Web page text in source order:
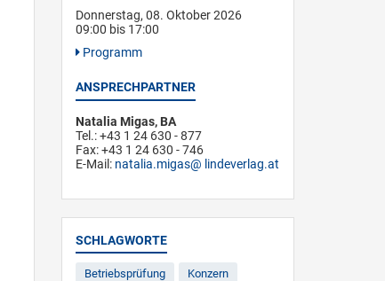
Donnerstag, 08. Oktober 2026
09:00 bis 17:00
Programm
ANSPRECHPARTNER
Natalia Migas, BA
Tel.: +43 1 24 630 - 877
Fax: +43 1 24 630 - 746
E-Mail: natalia.migas lindeverlag.at
SCHLAGWORTE
Betriebsprüfung Konzern